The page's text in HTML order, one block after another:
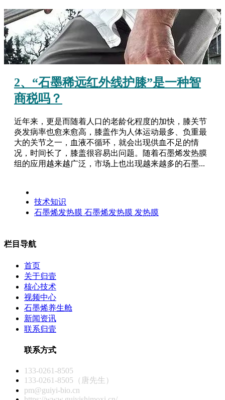
2、“石墨稀远红外线护膝”是一种智
商税吗？
近年来，更是而随着人口的老龄化程度的加快，膝关节
炎发病率也愈来愈高，膝盖作为人体运动最多、负重最
大的关节之一，血液不循环，就会出现供血不足的情
况，时间长了，膝盖很容易出问题。随着石墨烯发热膜
组的应用越来越广泛，市场上也出现越来越多的石墨...
技术知识
石墨烯发热膜 石墨烯发热膜 发热膜
栏目导航
首页
关于归壹
核心技术
视频中心
石墨烯养生舱
新闻资讯
联系归壹
联系方式
133-0261-8505
133-0261-8505（唐先生）
pm@guiyi-bio.cn